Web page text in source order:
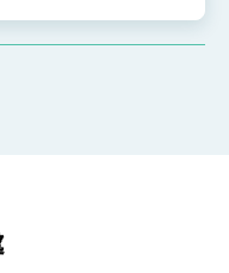
成6大目標、創5大歷史
面向加速臺灣經濟轉型
盡速通過
務》撰文指出：自由
方能守護繁榮
光華雜誌》50週年慶